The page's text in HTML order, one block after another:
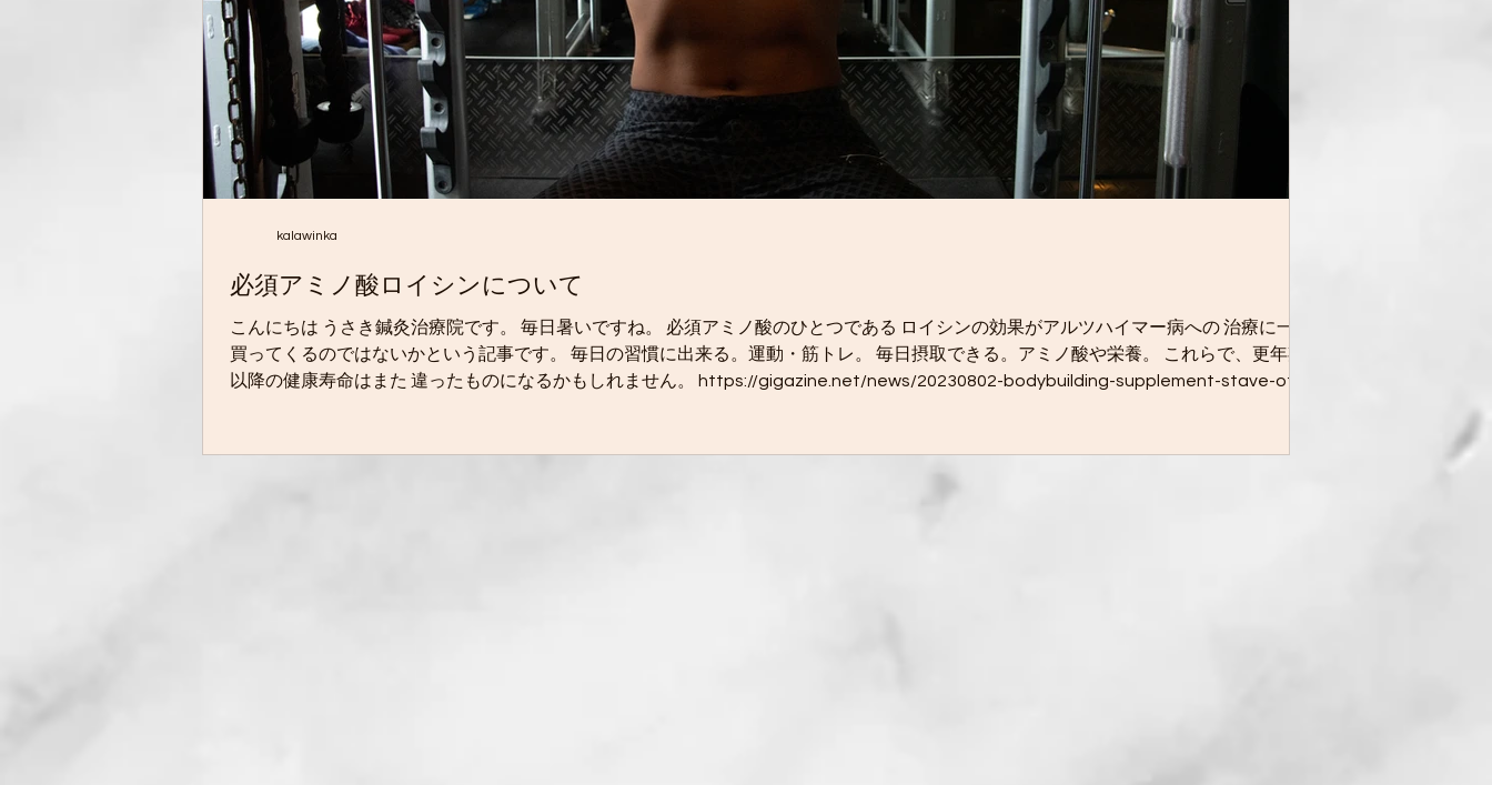
必須アミノ酸ロイシンについて
こんにちは うさき鍼灸治療院です。 毎日暑いですね。 必須アミノ酸のひとつである ロイシンの効果がアルツハイマー病への 治療に一役
買ってくるのではないかという記事です。 毎日の習慣に出来る。運動・筋トレ。 毎日摂取できる。アミノ酸や栄養。 これらで、更年期
以降の健康寿命はまた 違ったものになるかもしれません。 https://gigazine.net/news/20230802-bodybuilding-supplement-stave-off-
kalawinka